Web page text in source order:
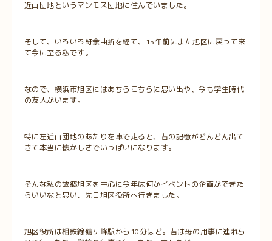
近山団地というマンモス団地に住んでいました。
そして、いろいろ紆余曲折を経て、15年前にまた旭区に戻って来
て今に至る私です。
なので、横浜市旭区にはあちらこちらに思い出や、今も学生時代
の友人がいます。
特に左近山団地のあたりを車で走ると、昔の記憶がどんどん出て
きて本当に懐かしさでいっぱいになります。
そんな私の故郷旭区を中心に今年は何かイベントの企画ができた
らいいなと思い、先日旭区役所へ行きました。
旭区役所は相鉄線鶴ヶ峰駅から10分ほど。昔は母の用事に連れら